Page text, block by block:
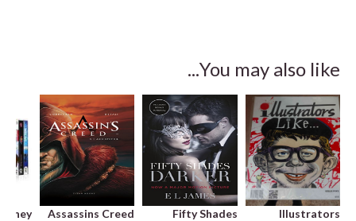
You may also like...
Illustrators
Fifty Shades
Assassins Creed